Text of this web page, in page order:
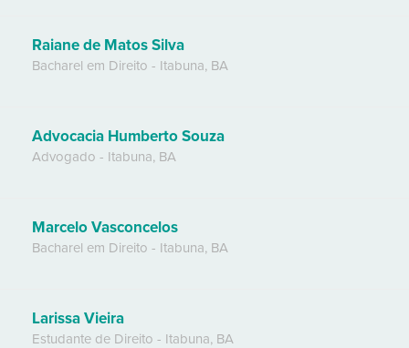
Raiane de Matos Silva
Bacharel em Direito - Itabuna, BA
Advocacia Humberto Souza
Advogado - Itabuna, BA
Marcelo Vasconcelos
Bacharel em Direito - Itabuna, BA
Larissa Vieira
Estudante de Direito - Itabuna, BA